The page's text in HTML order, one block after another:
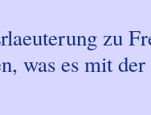
zu
was es mit